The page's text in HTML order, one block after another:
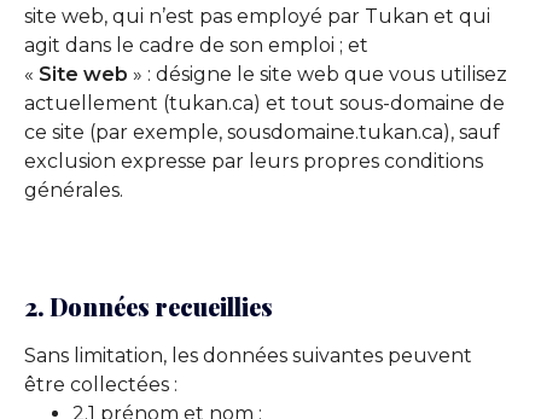
site web, qui n’est pas employé par Tukan et qui
agit dans le cadre de son emploi ; et
« Site web » : désigne le site web que vous utilisez
actuellement (tukan.ca) et tout sous-domaine de
ce site (par exemple, sousdomaine.tukan.ca), sauf
exclusion expresse par leurs propres conditions
générales.
2. Données recueillies
Sans limitation, les données suivantes peuvent
être collectées :
2.1 prénom et nom ;